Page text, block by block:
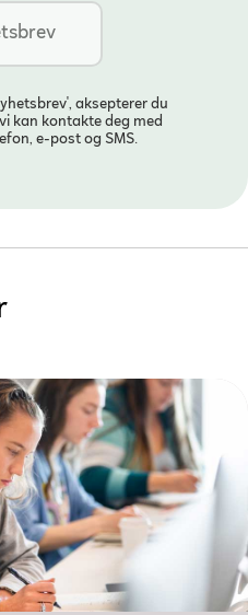
aksepterer du
kan kontakte deg med
e-post og SMS.